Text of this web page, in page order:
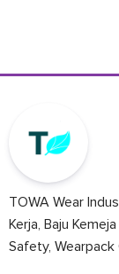
TOWA Wear
Kerja, Baju
Safety, Wearpack